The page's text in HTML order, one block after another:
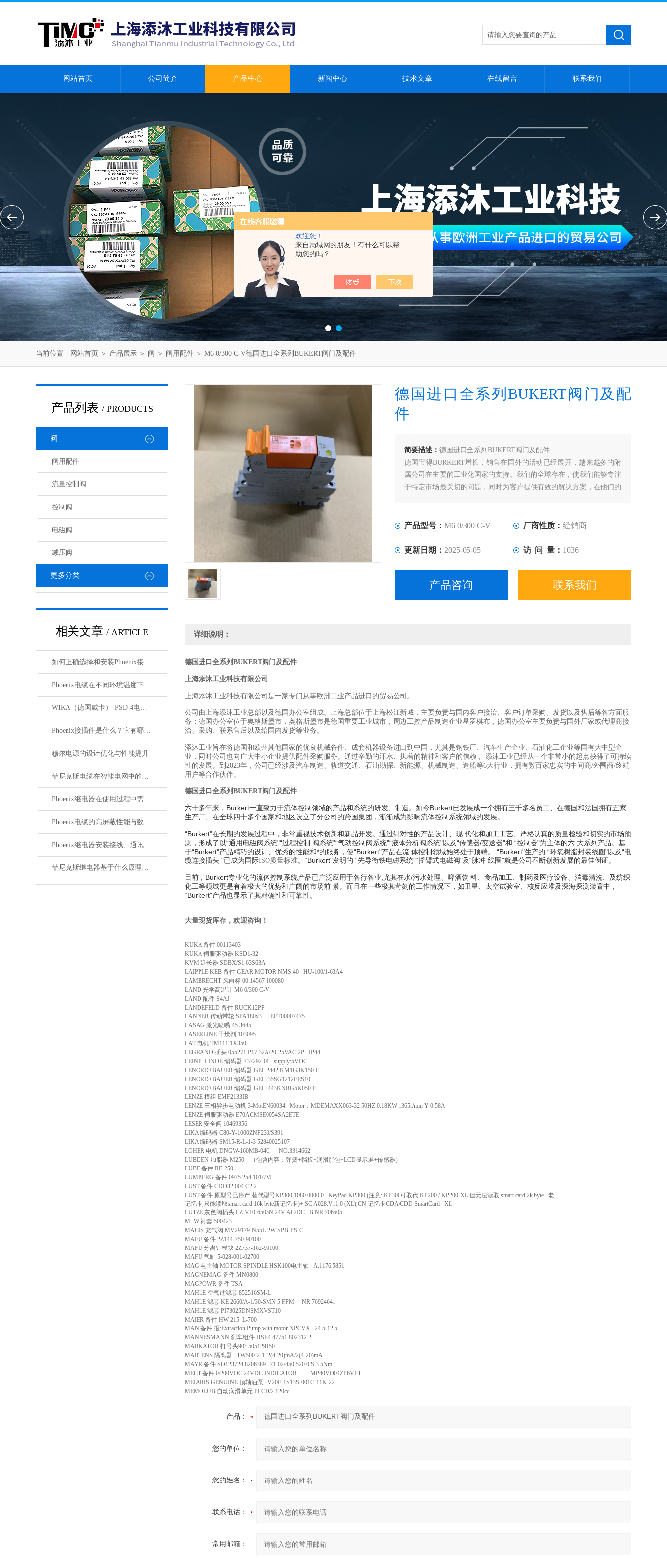
欢迎您！
来自局域网的朋友！有什么可以帮
助您的吗？
网站首页 公司简介 产品中心 新闻中心 技术文章 在线留言 联系我们
当前位置： 网站首页 ＞ 产品展示 ＞ 阀 ＞ 阀用配件 ＞ M6 0/300 C-V德国进口全系列BUKERT阀门及配件
产品列表 / PRODUCTS
阀
阀用配件
流量控制阀
控制阀
电磁阀
减压阀
更多分类
相关文章 / ARTICLE
如何正确选择和安装Phoenix接插件以确保其性能？
Phoenix电缆在不同环境温度下的性能表现如何？
WIKA（德国威卡）-PSD-4电子压力开关
Phoenix接插件是什么？它有哪些应用？
穆尔电源的设计优化与性能提升
菲尼克斯电缆在智能电网中的应用
Phoenix继电器在使用过程中需要注意哪些事项？
Phoenix电缆的高屏蔽性能与数据传输优势
Phoenix继电器安装接线、通讯集成与故障诊断指南
菲尼克斯继电器基于什么原理工作？
德国进口全系列BUKERT阀门及配
件
简要描述： 德国进口全系列BUKERT阀门及配件
德国宝得BURKERT增长，销售在国外的活动已经展开，越来越多的附
属公司在主要的工业化国家的支持。我们的全球存在，使我们能够专注
于特定市场最关切的问题，同时为客户提供有效的解决方案，在他们的
产品型号： M6 0/300 C-V 厂商性质： 经销商
更新日期： 2025-05-05 访 问 量： 1036
产品咨询 联系我们
详细说明：
德国进口全系列BUKERT阀门及配件
上海添沐工业科技有限公司
上海添沐工业科技有限公司是一家专门从事欧洲工业产品进口的贸易公司。
公司由上海添沐工业总部以及德国办公室组成。上海总部位于上海松江新城，主要负责与国内客户接洽、客户订单采购、发货以及售后等各方面服
务；德国办公室位于奥格斯堡市，奥格斯堡市是德国重要工业城市，周边工控产品制造企业星罗棋布，德国办公室主要负责与国外厂家或代理商接
洽、采购、联系售后以及给国内发货等业务。
添沐工业旨在将德国和欧州其他国家的优良机械备件、成套机器设备进口到中国，尤其是钢铁厂、汽车生产企业、石油化工企业等国有大中型企
业，同时公司也向广大中小企业提供配件采购服务。通过辛勤的汗水、执着的精神和客户的信赖， 添沐工业已经从一个非常小的起点获得了可持续
性的发展。到2023年，公司已经涉及汽车制造、轨道交通、石油勘探、新能源、机械制造、造船等6大行业，拥有数百家忠实的中间商/外围商/终端
用户等合作伙伴。
德国进口全系列BUKERT阀门及配件
六十多年来，Burkert一直致力于流体控制领域的产品和系统的研发、制造。如今Burkert已发展成一个拥有三千多名员工、在德国和法国拥有五家
生产厂、在全球四十多个国家和地区设立了分公司的跨国集团，渐渐成为影响流体控制系统领域的发展。
“Burkert"在长期的发展过程中，非常重视技术创新和新品开发。通过针对性的产品设计、现 代化和加工工艺、严格认真的质量检验和切实的市场预
测，形成了以“通用电磁阀系统"“过程控制 阀系统"“气动控制阀系统"“液体分析阀系统"以及“传感器/变送器"和 “控制器"为主体的六 大系列产品。基
于“Burkert"产品精巧的设计、优秀的性能和*的服务，使“Burkert"产品在流 体控制领域始终处于顶端。 “Burkert"生产的 “环氧树脂封装线圈"以及“电
缆连接插头 "已成为国际ISO质量标准。“Burkert"发明的 “先导衔铁电磁系统"“摇臂式电磁阀"及“脉冲 线圈"就是公司不断创新发展的最佳例证。
目前，Burkert专业化的流体控制系统产品已广泛应用于各行各业,尤其在水/污水处理、啤酒饮 料、食品加工、制药及医疗设备、消毒清洗、及纺织
化工等领域更是有着极大的优势和广阔的市场前 景。而且在一些极其苛刻的工作情况下，如卫星、太空试验室、核反应堆及深海探测装置中，
“Burkert"产品也显示了其精确性和可靠性。
大量现货库存，欢迎咨询！
KUKA 备件 00113403
KUKA 伺服驱动器 KSD1-32
KVM 延长器 SDBX/S1 63S63A
LAIPPLE KEB 备件 GEAR MOTOR NMS 40 HU-100/1-63A4
LAMBRECHT 风向标 00.14567 100080
LAND 光学高温计 M6 0/300 C-V
LAND 配件 S4AJ
LANDEFELD 备件 RUCK12PP
LANNER 传动带轮 SPA180x3 EFT00007475
LASAG 激光喷嘴 45.3645
LASERLINE 干燥剂 103095
LAT 电机 TM111.1X350
LEGRAND 插头 055271 P17 32A/20-25VAC 2P IP44
LEINE+LINDE 编码器 737292-01 supply:5VDC
LENORD+BAUER 编码器 GEL 2442 KM1G3K150-E
LENORD+BAUER 编码器 GEL235SG1212FES10
LENORD+BAUER 编码器 GEL2443KNRG5K050-E
LENZE 模组 EMF2133IB
LENZE 三相异步电动机 3-MotEN60034 Motor：MDEMAXX063-32 50HZ 0.18KW 1365r/min Y 0.58A
LENZE 伺服驱动器 E70ACMSE0054SA2ETE
LESER 安全阀 10469356
LIKA 编码器 C80-Y-1000ZNF230/S391
LIKA 编码器 SM15-R-L-1-3 52840025107
LOHER 电机 DNGW-160MB-04C NO:3314662
LUBDEN 加脂器 M250 （包含内容：弹簧+挡板+润滑脂包+LCD显示屏+传感器）
LUBE 备件 RF-250
LUMBERG 备件 0975 254 101/7M
LUST 备件 CDD32.004.C2.2
LUST 备件 原型号已停产,替代型号KP300,1080.0000.0 KeyPad KP300 (注意: KP300可取代 KP200 / KP200-XL 但无法读取 smart card 2k byte 老
记忆卡,只能读取smart card 16k byte新记忆卡)+ SC A028.V11.0 (XL),CN 记忆卡CDA/CDD SmartCard XL
LUTZE 灰色阀插头 LZ-V10-6505N 24V AC/DC B.NR:706505
M+W 衬套 500423
MACIS 充气阀 MV29179-N55L-2W-SPB-PS-C
MAFU 备件 2Z144-750-90100
MAFU 分离针模块 2Z737-162-90100
MAFU 气缸 5-028-001-02700
MAG 电主轴 MOTOR SPINDLE HSK100电主轴 A.1176.5851
MAGNEMAG 备件 MN0800
MAGPOWR 备件 TSA
MAHLE 空气过滤芯 852516SM-L
MAHLE 滤芯 KE 2660/A-1/30-SMN 5 FPM NR.76924641
MAHLE 滤芯 PI73025DNSMXVST10
MAIER 备件 HW 215 L-700
MAN 备件 报:Extraction Pump with motor NPCVX 24.5-12.5
MANNESMANN 刹车组件 HSB4 47751 802312.2
MARKATOR 打号头90° 505129150
MARTENS 隔离器 TW500-2-1_2(4-20)mA/2(4-20)mA
MAYR 备件 SO123724 8206389 71-02/450.520.0.S 3.5Nm
MECT 备件 0/200VDC 24VDC INDICATOR MP40VD04ZP6VPT
MEIARIS GENUINE 顶轴油泵 V20F-1S13S-001C-11K-22
MEMOLUB 自动润滑单元 PLCD/2 120cc
产品：
您的单位：
您的姓名：
联系电话：
常用邮箱：